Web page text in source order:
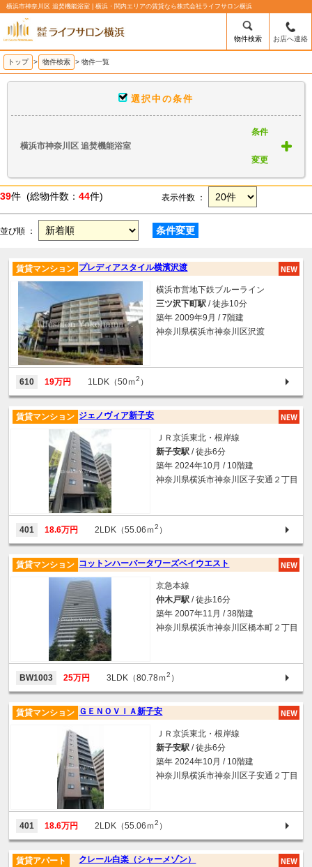
横浜市神奈川区 追焚機能浴室 | 横浜・関内エリアの賃貸なら株式会社ライフサロン横浜
物件検索 お店へ連絡
トップ > 物件検索 > 物件一覧
選択中の条件
横浜市神奈川区 追焚機能浴室
条件
変更
39件 (総物件数： 44件) 表示件数 ：
並び順 ： 条件変更
プレディアスタイル横濱沢渡
賃貸マンション
横浜市営地下鉄ブルーライン
三ツ沢下町駅 / 徒歩10分
築年 2009年9月 / 7階建
神奈川県横浜市神奈川区沢渡
610 19万円 1LDK（50ｍ2 ）
ジェノヴィア新子安
賃貸マンション
ＪＲ京浜東北・根岸線
新子安駅 / 徒歩6分
築年 2024年10月 / 10階建
神奈川県横浜市神奈川区子安通２丁目
401 18.6万円 2LDK（55.06ｍ2 ）
コットンハーバータワーズベイウエスト
賃貸マンション
京急本線
仲木戸駅 / 徒歩16分
築年 2007年11月 / 38階建
神奈川県横浜市神奈川区橋本町２丁目
BW1003 25万円 3LDK（80.78ｍ2 ）
ＧＥＮＯＶＩＡ新子安
賃貸マンション
ＪＲ京浜東北・根岸線
新子安駅 / 徒歩6分
築年 2024年10月 / 10階建
神奈川県横浜市神奈川区子安通２丁目
401 18.6万円 2LDK（55.06ｍ2 ）
クレール白楽（シャーメゾン）
賃貸アパート